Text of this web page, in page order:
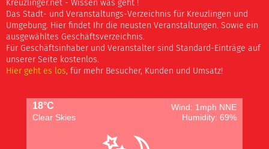
Kreuzlinger.net - Wissen was geht !
Das Stadt- und Veranstaltungs-Verzeichnis für Kreuzlingen und
Umgebung. Hier findet Ihr die neusten Veranstaltungen. Sowie ein
ausgewähltes Geschäftsverzeichnis.
Für Geschäftsinhaber und Veranstalter sind Standard-Einträge auf
unserer Seite kostenlos.
Hier geht es los, für mehr Besucher, Kunden und Umsatz!
18°C
Wind: 1mph NNE
Clear Skies
Humidity: 69%